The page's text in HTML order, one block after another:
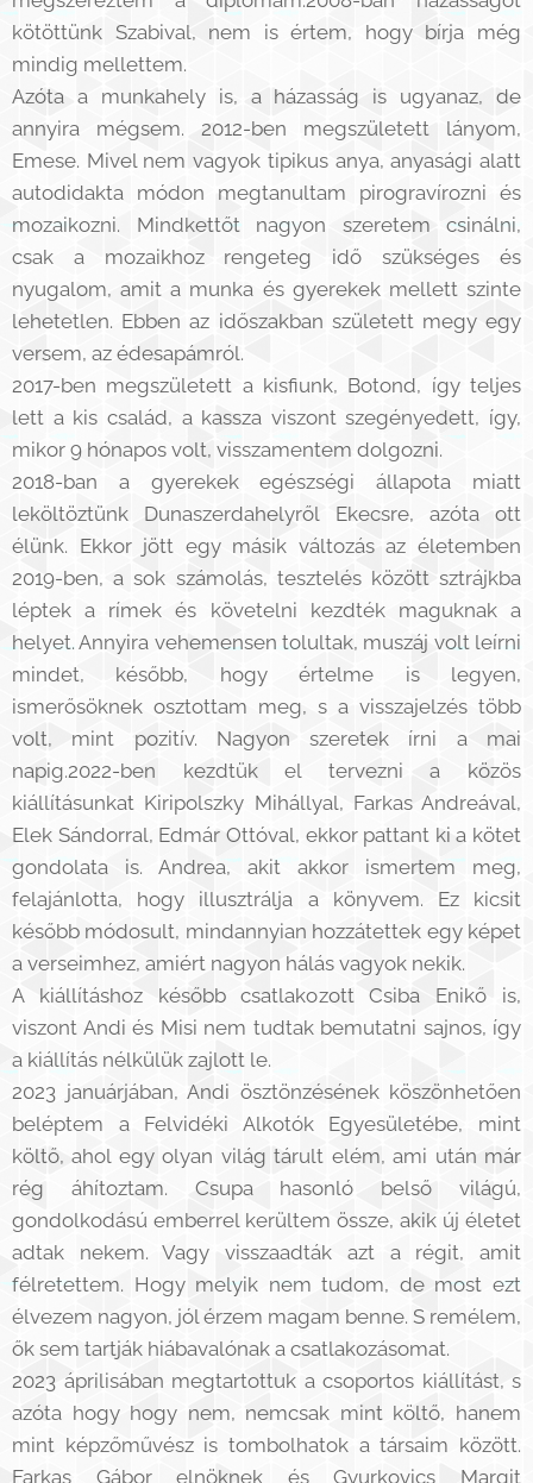
kötöttünk Szabival, nem is értem, hogy bírja még
mindig mellettem.
Azóta a munkahely is, a házasság is ugyanaz, de
annyira mégsem. 2012-ben megszületett lányom,
Emese. Mivel nem vagyok tipikus anya, anyasági alatt
autodidakta módon megtanultam pirogravírozni és
mozaikozni. Mindkettőt nagyon szeretem csinálni,
csak a mozaikhoz rengeteg idő szükséges és
nyugalom, amit a munka és gyerekek mellett szinte
lehetetlen. Ebben az időszakban született megy egy
versem, az édesapámról.
2017-ben megszületett a kisfiunk, Botond, így teljes
lett a kis család, a kassza viszont szegényedett, így,
mikor 9 hónapos volt, visszamentem dolgozni.
2018-ban a gyerekek egészségi állapota miatt
leköltöztünk Dunaszerdahelyről Ekecsre, azóta ott
élünk. Ekkor jött egy másik változás az életemben
2019-ben, a sok számolás, tesztelés között sztrájkba
léptek a rímek és követelni kezdték maguknak a
helyet. Annyira vehemensen tolultak, muszáj volt leírni
mindet, később, hogy értelme is legyen,
ismerősöknek osztottam meg, s a visszajelzés több
volt, mint pozitív. Nagyon szeretek írni a mai
napig.2022-ben kezdtük el tervezni a közös
kiállításunkat Kiripolszky Mihállyal, Farkas Andreával,
Elek Sándorral, Edmár Ottóval, ekkor pattant ki a kötet
gondolata is. Andrea, akit akkor ismertem meg,
felajánlotta, hogy illusztrálja a könyvem. Ez kicsit
később módosult, mindannyian hozzátettek egy képet
a verseimhez, amiért nagyon hálás vagyok nekik.
A kiállításhoz később csatlakozott Csiba Enikő is,
viszont Andi és Misi nem tudtak bemutatni sajnos, így
a kiállítás nélkülük zajlott le.
2023 januárjában, Andi ösztönzésének köszönhetően
beléptem a Felvidéki Alkotók Egyesületébe, mint
költő, ahol egy olyan világ tárult elém, ami után már
rég áhítoztam. Csupa hasonló belső világú,
gondolkodású emberrel kerültem össze, akik új életet
adtak nekem. Vagy visszaadták azt a régit, amit
félretettem. Hogy melyik nem tudom, de most ezt
élvezem nagyon, jól érzem magam benne. S remélem,
ők sem tartják hiábavalónak a csatlakozásomat.
2023 áprilisában megtartottuk a csoportos kiállítást, s
azóta hogy hogy nem, nemcsak mint költő, hanem
mint képzőművész is tombolhatok a társaim között.
Farkas Gábor elnöknek és Gyurkovics Margit